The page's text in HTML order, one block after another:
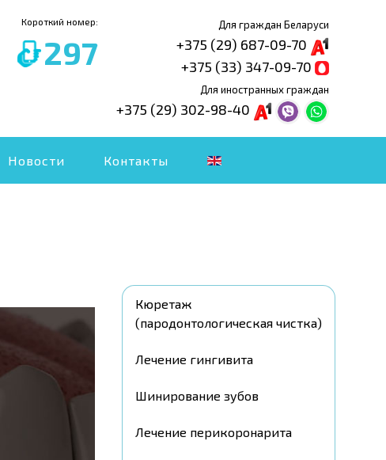
Короткий номер:
297
Для граждан Беларуси
+375 (29) 687-09-70
+375 (33) 347-09-70
Для иностранных граждан
+375 (29) 302-98-40
Новости Контакты
Кюретаж
(пародонтологическая чистка)
Лечение гингивита
Шинирование зубов
Лечение перикоронарита